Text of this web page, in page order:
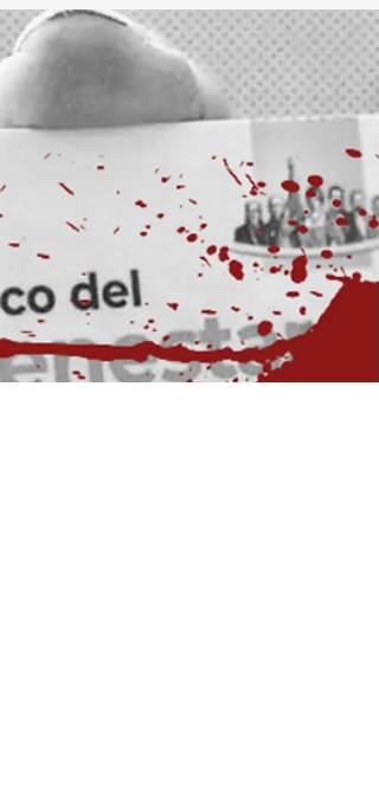
en la Comarca Lagunera de Durango con la presencia
de más unidades y con la Unidad...